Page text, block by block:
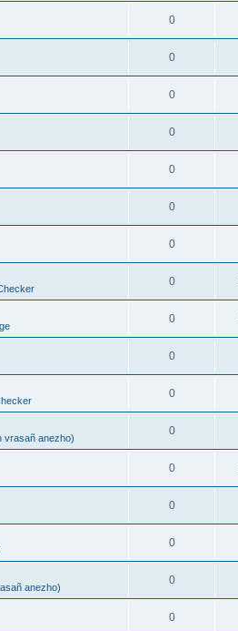
0
0
0
0
0
0
0
0
0
0
0
vrasañ anezho)
0
0
0
0
anezho)
0
0